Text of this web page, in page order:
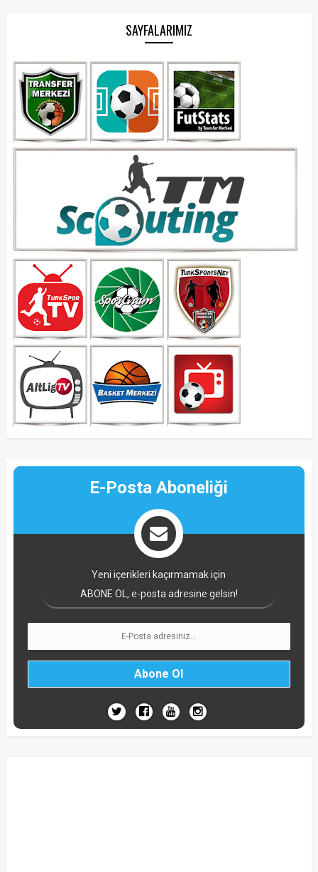
SAYFALARIMIZ
E-Posta Aboneliği
Yeni içerikleri kaçırmamak için
ABONE OL, e-posta adresine gelsin!